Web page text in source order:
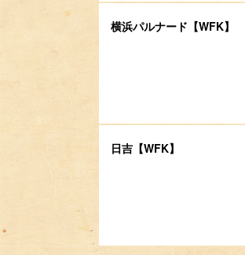
横浜パルナード【WFK】
日吉【WFK】